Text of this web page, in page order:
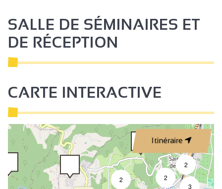
Accessible en fauteuil roulant en autonomie
Bar
SALLE DE SÉMINAIRES ET
DE RÉCEPTION
CARTE INTERACTIVE
Itinéraire
2
2
2
3